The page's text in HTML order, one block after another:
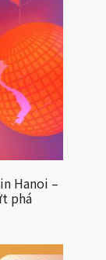
Hanoi –
phá